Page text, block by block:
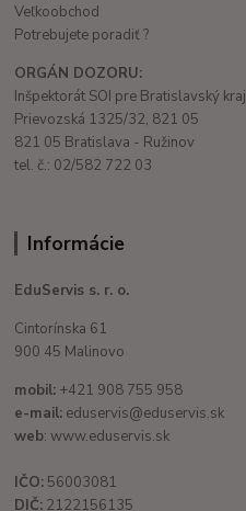
Veľkoobchod
Potrebujete poradiť ?
ORGÁN DOZORU:
Inšpektorát SOI pre Bratislavský kraj
Prievozská 1325/32, 821 05
821 05 Bratislava - Ružinov
tel. č.: 02/582 722 03
Informácie
EduServis s. r. o.
Cintorínska 61
900 45 Malinovo
mobil: +421 908 755 958
e-mail: eduservis@eduservis.sk
web: www.eduservis.sk
IČO: 56003081
DIČ: 2122156135